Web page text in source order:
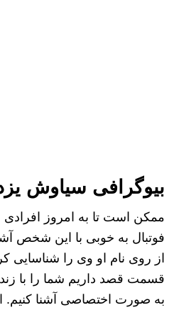
بیوگرافی سیاوش
ممکن است تا به امروز افرادی
فوتبال به خوبی با این شخص
از روی نام او وی را شناسایی
قسمت قصد داریم شما را با
به صورت اختصاصی آشنا کنیم.